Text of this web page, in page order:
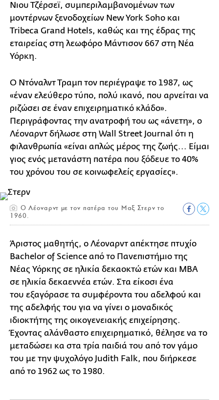
Νιου Τζέρσεϊ, συμπεριλαμβανομένων των
μοντέρνων ξενοδοχείων New York Soho και
Tribeca Grand Hotels, καθώς και της έδρας της
εταιρείας στη λεωφόρο Μάντισον 667 στη Νέα
Υόρκη.
Ο Ντόναλντ Τραμπ τον περιέγραψε το 1987, ως
«έναν ελεύθερο τύπο, πολύ ικανό, που αρνείται να
ριζώσει σε έναν επιχειρηματικό κλάδο».
Περιγράφοντας την ανατροφή του ως «άνετη», ο
Λέοναρντ δήλωσε στη Wall Street Journal ότι η
φιλανθρωπία «είναι απλώς μέρος της ζωής... Είμαι
γιος ενός μετανάστη πατέρα που ξόδευε το 40%
του χρόνου του σε κοινωφελείς εργασίες».
Ο Λέοναρντ με τον πατέρα του Μαξ Στερν το
1960.
Άριστος μαθητής, ο Λέοναρντ απέκτησε πτυχίο
Bachelor of Science από το Πανεπιστήμιο της
Νέας Υόρκης σε ηλικία δεκαοκτώ ετών και MBA
σε ηλικία δεκαεννέα ετών. Στα είκοσι ένα
του εξαγόρασε τα συμφέροντα του αδελφού και
της αδελφής του για να γίνει ο μοναδικός
ιδιοκτήτης της οικογενειακής επιχείρησης.
Έχοντας αλάνθαστο επιχειρηματικό, θέλησε να το
μεταδώσει κα στα τρία παιδιά του από τον γάμο
του με την ψυχολόγο Judith Falk, που διήρκεσε
από το 1962 ως το 1980.